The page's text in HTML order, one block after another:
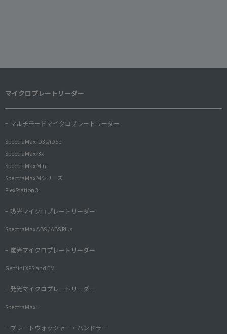
マイクロプレートリーダー
− マルチモードマイクロプレートリーダー
SpectraMax iD3s/iD5e
SpectraMax i3x
SpectraMax Mini
SpectraMax Mシリーズ
FlexStation 3
− 吸光マイクロプレートリーダー
SpectraMax ABS / ABS Plus
− 蛍光マイクロプレートリーダー
Gemini XPS and EM
− 発光マイクロプレートリーダー
SpectraMax L
− プレートウォッシャー・ハンドラー